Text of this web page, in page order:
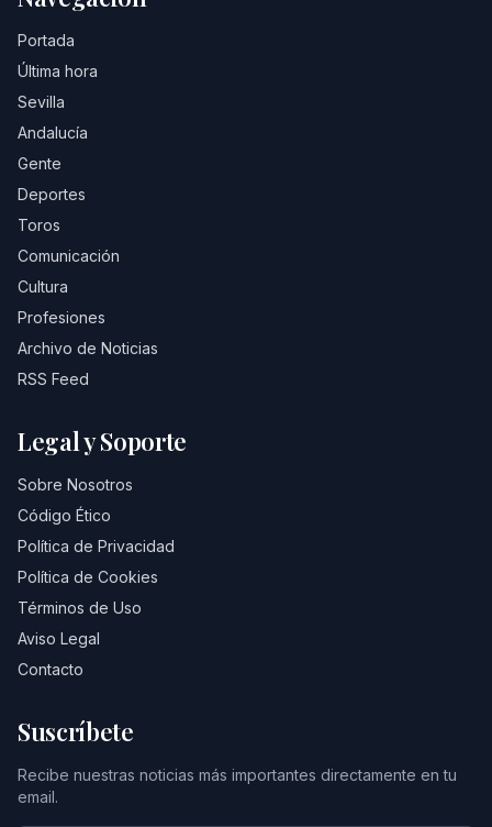
Portada
Última hora
Sevilla
Andalucía
Gente
Deportes
Toros
Comunicación
Cultura
Profesiones
Archivo de Noticias
RSS Feed
Legal y Soporte
Sobre Nosotros
Código Ético
Política de Privacidad
Política de Cookies
Términos de Uso
Aviso Legal
Contacto
Suscríbete
Recibe nuestras noticias más importantes directamente en tu
email.